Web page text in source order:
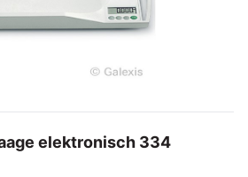
elektronisch 334